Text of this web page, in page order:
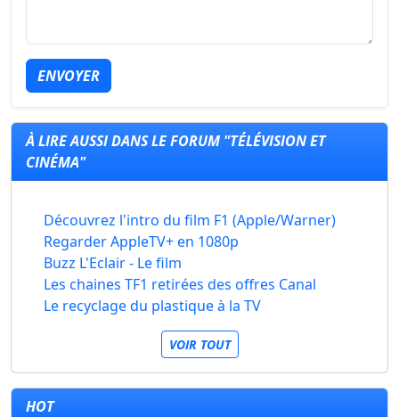
ENVOYER
À LIRE AUSSI DANS LE FORUM "TÉLÉVISION ET
CINÉMA"
Découvrez l'intro du film F1 (Apple/Warner)
Regarder AppleTV+ en 1080p
Buzz L'Eclair - Le film
Les chaines TF1 retirées des offres Canal
Le recyclage du plastique à la TV
VOIR TOUT
HOT